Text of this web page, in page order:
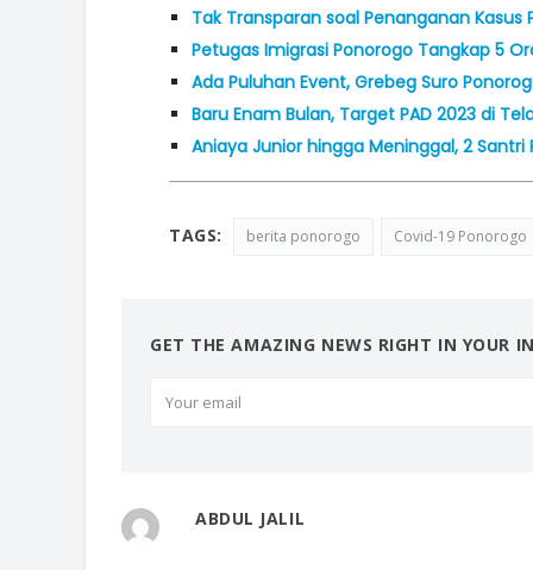
Tak Transparan soal Penanganan Kasus
Petugas Imigrasi Ponorogo Tangkap 5
Ada Puluhan Event, Grebeg Suro
Baru Enam Bulan, Target PAD 2023 di
Aniaya Junior hingga Meninggal, 2
TAGS: berita ponorogo Covid-19 Ponorogo
GET THE AMAZING NEWS RIGHT IN YOUR
ABDUL JALIL